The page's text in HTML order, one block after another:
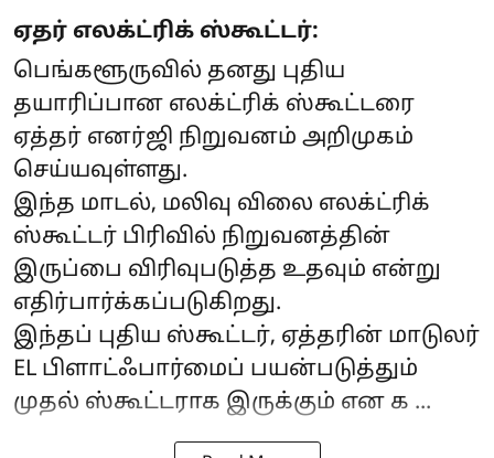
ஏதர் எலக்ட்ரிக் ஸ்கூட்டர்:
பெங்களூருவில் தனது புதிய
தயாரிப்பான எலக்ட்ரிக் ஸ்கூட்டரை
ஏத்தர் எனர்ஜி நிறுவனம் அறிமுகம்
செய்யவுள்ளது.
இந்த மாடல், மலிவு விலை எலக்ட்ரிக்
ஸ்கூட்டர் பிரிவில் நிறுவனத்தின்
இருப்பை விரிவுபடுத்த உதவும் என்று
எதிர்பார்க்கப்படுகிறது.
இந்தப் புதிய ஸ்கூட்டர், ஏத்தரின் மாடுலர்
EL பிளாட்ஃபார்மைப் பயன்படுத்தும்
முதல் ஸ்கூட்டராக இருக்கும் என க ...